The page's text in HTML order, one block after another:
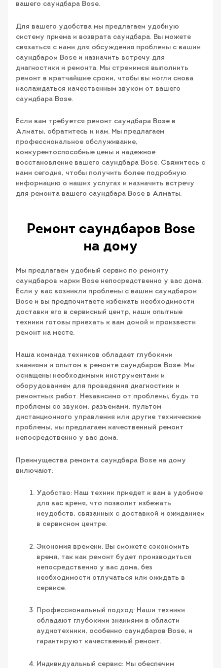
вашего саундбара Bose.
Для вашего удобства мы предлагаем удобную
систему приема и возврата саундбара. Вы можете
связаться с нами для обсуждения проблемы с вашим
саундбаром Bose и назначить встречу для
диагностики и ремонта. Мы стремимся выполнить
ремонт в кратчайшие сроки, чтобы вы могли снова
наслаждаться качественным звуком от вашего
саундбара Bose.
Если вам требуется ремонт саундбара Bose в
Алматы, обратитесь к нам. Мы предлагаем
профессиональное обслуживание,
конкурентоспособные цены и надежное
восстановление вашего саундбара Bose. Свяжитесь с
нами сегодня, чтобы получить более подробную
информацию о наших услугах и назначить встречу
для ремонта вашего саундбара Bose в Алматы.
Ремонт саундбаров Bose
на дому
Мы предлагаем удобный сервис по ремонту
саундбаров марки Bose непосредственно у вас дома.
Если у вас возникли проблемы с вашим саундбаром
Bose и вы предпочитаете избежать необходимости
доставки его в сервисный центр, наши опытные
техники готовы приехать к вам домой и произвести
ремонт на месте.
Наша команда техников обладает глубокими
знаниями и опытом в ремонте саундбаров Bose. Мы
оснащены необходимыми инструментами и
оборудованием для проведения диагностики и
ремонтных работ. Независимо от проблемы, будь то
проблемы со звуком, разъемами, пультом
дистанционного управления или другие технические
проблемы, мы предлагаем качественный ремонт
непосредственно у вас дома.
Преимущества ремонта саундбара Bose на дому
включают:
Удобство: Наш техник приедет к вам в удобное
для вас время, что позволит избежать
неудобств, связанных с доставкой и ожиданием
в сервисном центре.
Экономия времени: Вы сможете сэкономить
время, так как ремонт будет производиться
непосредственно у вас дома, без
необходимости отлучаться или ожидать в
сервисе.
Профессиональный подход: Наши техники
обладают глубокими знаниями в области
аудиотехники, особенно саундбаров Bose, и
гарантируют качественный ремонт.
Индивидуальный сервис: Мы обеспечим